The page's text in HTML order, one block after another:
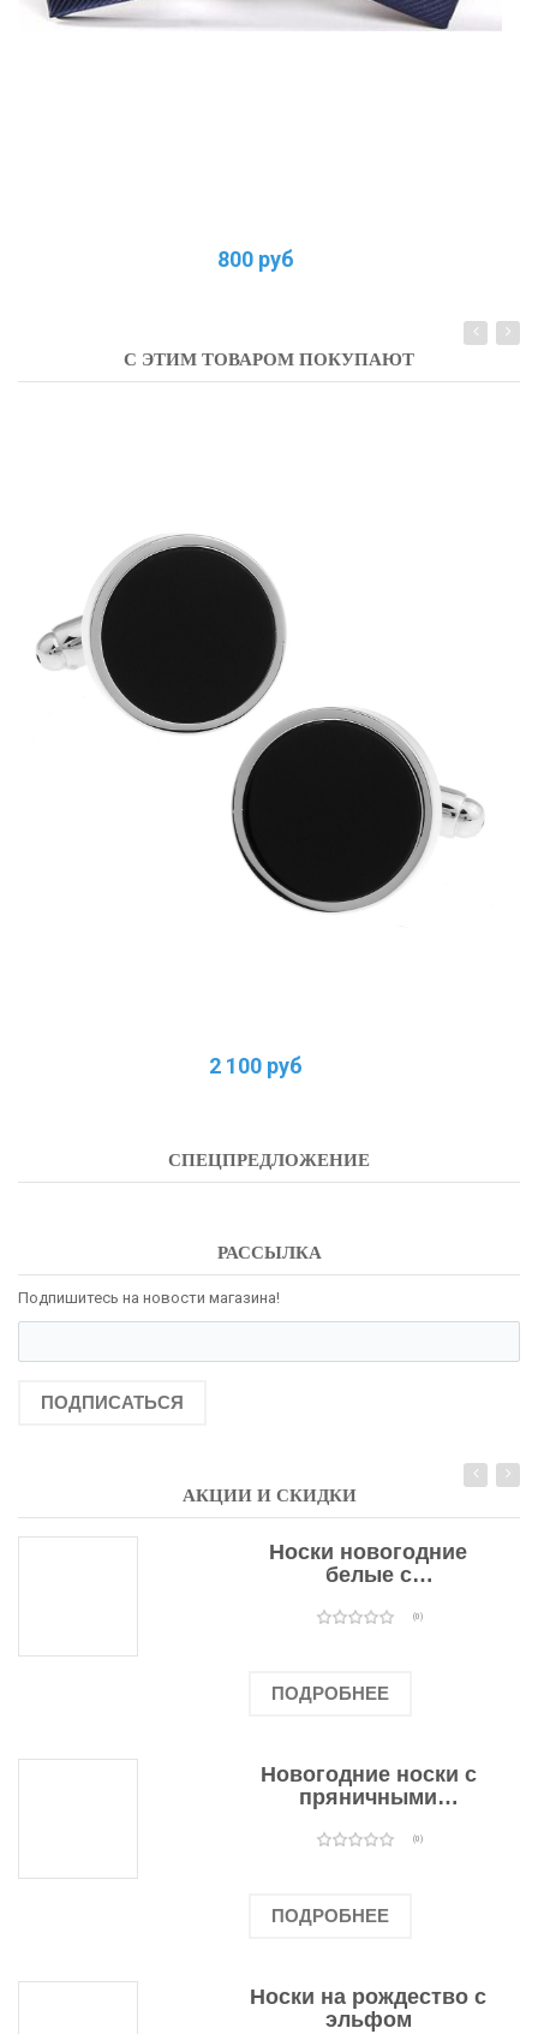
800 руб
С ЭТИМ ТОВАРОМ ПОКУПАЮТ
2 100 руб
СПЕЦПРЕДЛОЖЕНИЕ
РАССЫЛКА
Подпишитесь на новости магазина!
ПОДПИСАТЬСЯ
АКЦИИ И СКИДКИ
Носки новогодние
белые с
оленями(0)
ПОДРОБНЕЕ
Новогодние носки с
пряничными
(0)
ПОДРОБНЕЕ
Носки на рождество с
эльфом